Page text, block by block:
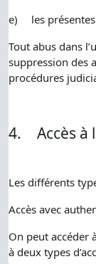
e)
les
Tout abus dans
suppression des
procédures
4. Accès
Les différents
Accès avec
On peut accéder
à deux types